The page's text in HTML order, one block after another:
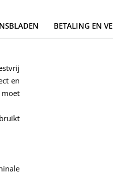
BETALING EN
en